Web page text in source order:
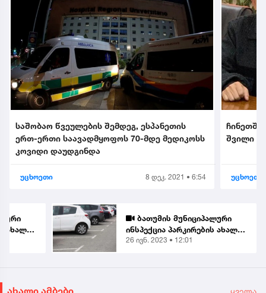
საშობაო წვეულების შემდეგ, ესპანეთის
ერთ-ერთი საავადმყოფოს 70-მდე მედიკოსს
კოვიდი დაუდგინდა
უცხოეთი 8 დეკ. 2021 • 6:54
შვილი
უცხოეთი
ახალ
ბათუმის მუნიციპალური
ინსპექცია პარკირების ახალ
პლატფორმაზე გადადის - რას
26 ივნ. 2023 • 12:01
ყველა